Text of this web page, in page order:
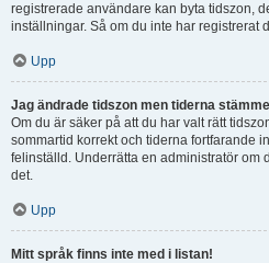
registrerade användare kan byta tidszon,
inställningar. Så om du inte har registrerat
Upp
Jag ändrade tidszon men tiderna
Om du är säker på att du har valt rätt
sommartid korrekt och tiderna fortfarande
felinställd. Underrätta en administratör om
det.
Upp
Mitt språk finns inte med i listan!